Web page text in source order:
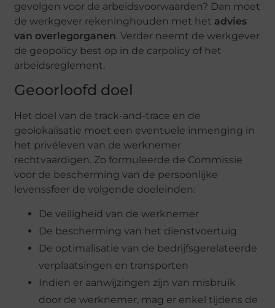
gevolgen voor de arbeidsvoorwaarden? Dan moet
de werkgever rekeninghouden met het advies
van overlegorganen. Verder neemt de werkgever
de geopolicy best op in de carpolicy of het
arbeidsreglement.
Geoorloofd doel
Het doel van de track-and-trace en de
geolokalisatie moet een eventuele inmenging in
het privéleven van de werknemer
rechtvaardigen. Zo formuleerde de Commissie
voor de bescherming van de persoonlijke
levenssfeer de volgende doeleinden:
De veiligheid van de werknemer
De bescherming van het dienstvoertuig
De optimalisatie van de bedrijfsgerelateerde
verplaatsingen en transporten
Indien er aanwijzingen zijn van misbruik
door de werknemer, mag er enkel tijdens de